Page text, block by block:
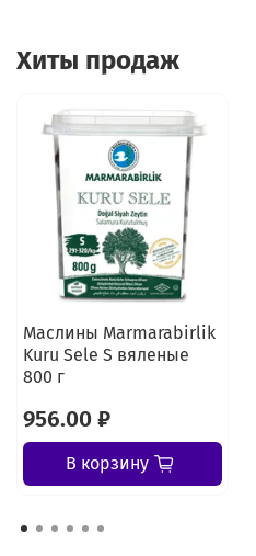
Хиты продаж
Маслины Marmarabirlik
Kuru Sele S вяленые
800 г
956.00 ₽
В корзину